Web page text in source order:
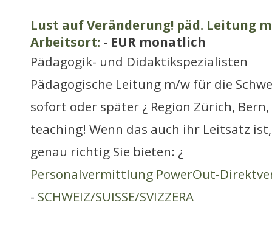
Lust auf Veränderung! päd. Leitung
Arbeitsort: - EUR monatlich
Pädagogik- und Didaktikspezialisten
Pädagogische Leitung m/w für die
sofort oder später ¿ Region Zürich,
teaching! Wenn das auch ihr Leitsatz
genau richtig Sie bieten: ¿
Personalvermittlung PowerOut-
- SCHWEIZ/SUISSE/SVIZZERA